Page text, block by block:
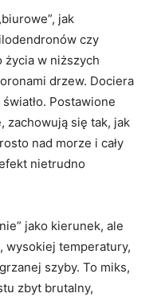
jak
czy
życia w niższych
drzew. Dociera
Postawione
zachowują się tak, jak
nad morze i cały
nietrudno
jako kierunek, ale
wysokiej temperatury,
szyby. To miks,
zbyt brutalny,